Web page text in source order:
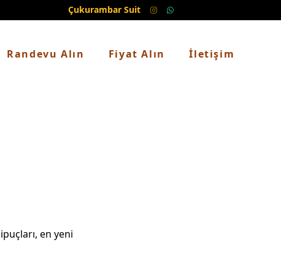
Çukurambar Suit
Randevu Alın Fiyat Alın İletişim
en yeni